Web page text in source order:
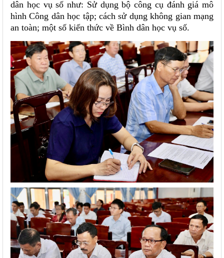
dân học vụ số như: Sử dụng bộ công cụ đánh giá mô
hình Công dân học tập; cách sử dụng không gian mạng
an toàn; một số kiến thức về Bình dân học vụ số.